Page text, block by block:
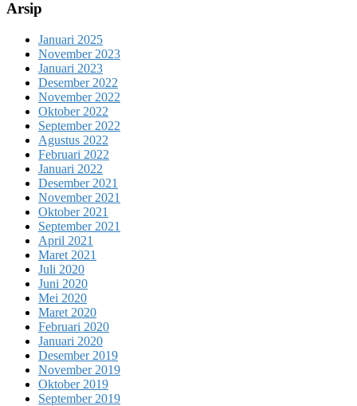
Arsip
Januari 2025
November 2023
Januari 2023
Desember 2022
November 2022
Oktober 2022
September 2022
Agustus 2022
Februari 2022
Januari 2022
Desember 2021
November 2021
Oktober 2021
September 2021
April 2021
Maret 2021
Juli 2020
Juni 2020
Mei 2020
Maret 2020
Februari 2020
Januari 2020
Desember 2019
November 2019
Oktober 2019
September 2019